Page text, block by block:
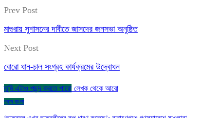
Prev Post
মাগুরায় সুশাসনের দাবীতে জাসদের জনসভা অনুষ্ঠিত
Next Post
বোরো ধান-চাল সংগ্রহ কার্যক্রমের উদ্বোধন
তুমি এটাও পছন্দ করতে পারো লেখক থেকে আরো
গ্রাম বাংলা